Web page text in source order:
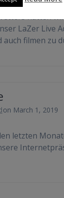
hatten
LaZer Live
filmen zu
on March 1, 2019
letzten